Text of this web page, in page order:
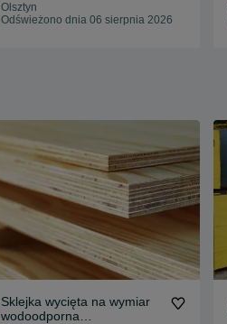
Olsztyn
Odświeżono dnia 06 sierpnia 2026
Sklejka wycięta na wymiar
wodoodporna